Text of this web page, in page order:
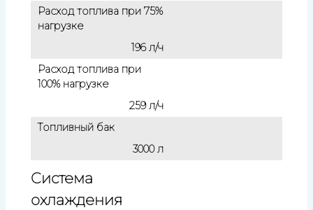
Расход топлива при 75%
нагрузке
196 л/ч
Расход топлива при
100% нагрузке
259 л/ч
Топливный бак
3000 л
Система
охлаждения